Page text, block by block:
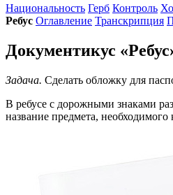
Национальность Герб Контроль
Ребус Оглавление Транскрипция
Документикус
Задача. Сделать обложку для
В ребусе с дорожными знаками
название предмета,